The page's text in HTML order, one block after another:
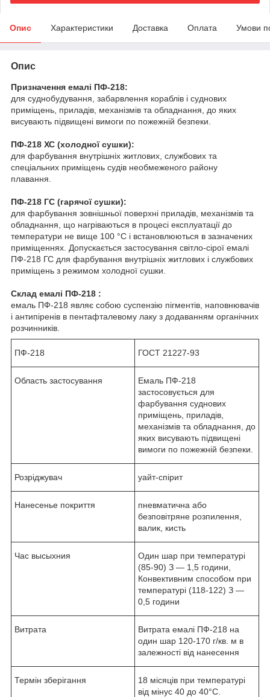
Опис Характеристики Доставка Оплата Умови
Опис
Призначення емалі ПФ-218:
для суднобудування, забарвлення кораблів і суднових
приміщень, приладів, механізмів та обладнання, до яких
висувають підвищені вимоги по пожежній безпеки.
ПФ-218 ХС (холодної сушки):
для фарбування внутрішніх житлових, службових та
спеціальних приміщень судів необмеженого району
плавання.
ПФ-218 ГС (гарячої сушки):
для фарбування зовнішньої поверхні приладів, механізмів та
обладнання, що нагріваються в процесі експлуатації до
температури не вище 100 °С і встановлюються в зазначених
приміщеннях. Допускається застосування світло-сірої емалі
ПФ-218 ГС для фарбування внутрішніх житлових і службових
приміщень з режимом холодної сушки.
Склад емалі ПФ-218 :
емаль ПФ-218 являє собою суспензію пігментів, наповнювачів
і антипіренів в пентафталевому лаку з додаванням органічних
розчинників.
ПФ-218 ГОСТ 21227-93
Область застосування
Емаль ПФ-218
застосовується для
фарбування суднових
приміщень, приладів,
механізмів та обладнання, до
яких висувають підвищені
вимоги по пожежній безпеки.
Розріджувач уайт-спірит
Нанесенье покриття
пневматична або
безповітряне розпилення,
валик, кисть
Час высыхния
Один шар при температурі
(85-90) З — 1,5 години,
Конвективним способом при
температурі (118-122) З —
0,5 години
Витрата
Витрата емалі ПФ-218 на
один шар 120-170 г/кв. м в
залежності від нанесення
Термін зберігання
18 місяців при температурі
від мінус 40 до 40°С.